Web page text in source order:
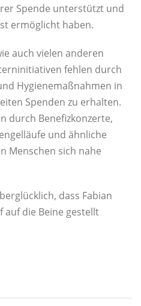
Spende unterstützt und
ermöglicht haben.
auch vielen anderen
fehlen durch
Hygienemaßnahmen in
Spenden zu erhalten.
durch Benefizkonzerte,
und ähnliche
Menschen sich nahe
dass Fabian
auf die Beine gestellt